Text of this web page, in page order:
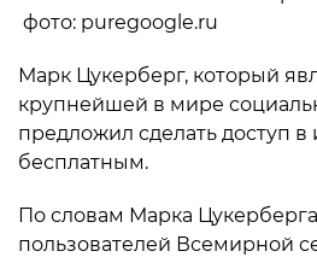
фото: puregoogle.ru
Марк Цукерберг, который
крупнейшей в мире
предложил сделать доступ в
бесплатным.
По словам Марка
пользователей Всемирной